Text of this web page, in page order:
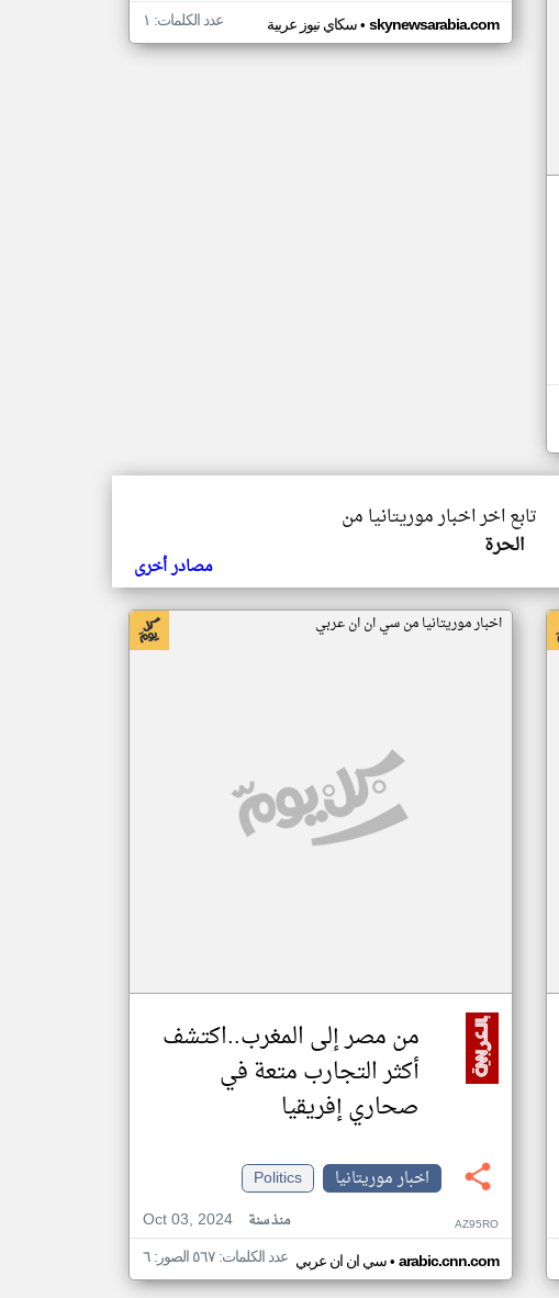
سكاي نيوز عربية• skynewsarabia.com عدد الكلمات: ١
تابع اخر اخبار موريتانيا من
الحرة
مصادر أخرى
اخبار موريتانيا من سي ان ان عربي
من مصر إلى المغرب..اكتشف
أكثر التجارب متعة في
صحاري إفريقيا
اخبار موريتانيا
Politics
Oct 03, 2024
منذ سنة AZ95RO
سي ان ان عربي• arabic.cnn.com عدد الكلمات: ٥٦٧ الصور: ٦